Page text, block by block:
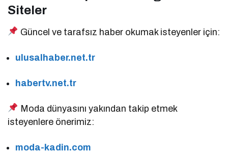
Siteler
Güncel ve tarafsız haber okumak isteyenler için:
ulusalhaber.net.tr
habertv.net.tr
Moda dünyasını yakından takip etmek
isteyenlere önerimiz:
moda-kadin.com